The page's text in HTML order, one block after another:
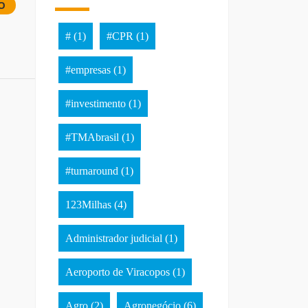
# (1) #CPR (1)
#empresas (1)
#investimento (1)
#TMAbrasil (1)
#turnaround (1)
123Milhas (4)
Administrador judicial (1)
Aeroporto de Viracopos (1)